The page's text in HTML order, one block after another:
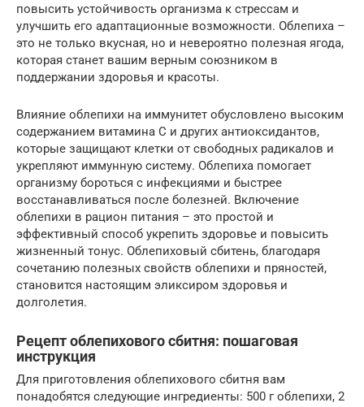
повысить устойчивость организма к стрессам и
улучшить его адаптационные возможности. Облепиха –
это не только вкусная, но и невероятно полезная ягода,
которая станет вашим верным союзником в
поддержании здоровья и красоты.
Влияние облепихи на иммунитет обусловлено высоким
содержанием витамина C и других антиоксидантов,
которые защищают клетки от свободных радикалов и
укрепляют иммунную систему. Облепиха помогает
организму бороться с инфекциями и быстрее
восстанавливаться после болезней. Включение
облепихи в рацион питания – это простой и
эффективный способ укрепить здоровье и повысить
жизненный тонус. Облепиховый сбитень, благодаря
сочетанию полезных свойств облепихи и пряностей,
становится настоящим эликсиром здоровья и
долголетия.
Рецепт облепихового сбитня: пошаговая
инструкция
Для приготовления облепихового сбитня вам
понадобятся следующие ингредиенты: 500 г облепихи, 2